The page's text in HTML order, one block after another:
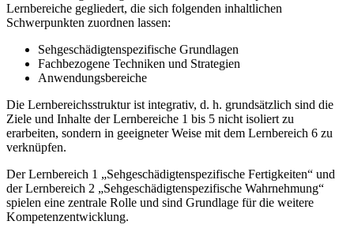
Lernbereiche gegliedert, die sich folgenden inhaltlichen
Schwerpunkten zuordnen lassen:
Sehgeschädigtenspezifische Grundlagen
Fachbezogene Techniken und Strategien
Anwendungsbereiche
Die Lernbereichsstruktur ist integrativ, d. h. grundsätzlich sind die
Ziele und Inhalte der Lernbereiche 1 bis 5 nicht isoliert zu
erarbeiten, sondern in geeigneter Weise mit dem Lernbereich 6 zu
verknüpfen.
Der Lernbereich 1 „Sehgeschädigtenspezifische Fertigkeiten“ und
der Lernbereich 2 „Sehgeschädigtenspezifische Wahrnehmung“
spielen eine zentrale Rolle und sind Grundlage für die weitere
Kompetenzentwicklung.